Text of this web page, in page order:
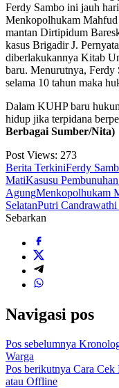
Ferdy Sambo ini jauh
Menkopolhukam
mantan Dirtipidum
kasus Brigadir J.
diberlakukannya Kitab
baru. Menurutnya, Ferdy
selama 10 tahun maka
Dalam KUHP baru
hidup jika terpidana
Berbagai Sumber/Nita)
Post Views: 273
Berita TerkiniFerdy
MatiKasusu
AgungMenkopolhukam
SelatanPutri
Sebarkan
Navigasi pos
Pos sebelumnya
Warga
Pos berikutnya Cara Cek
atau Offline